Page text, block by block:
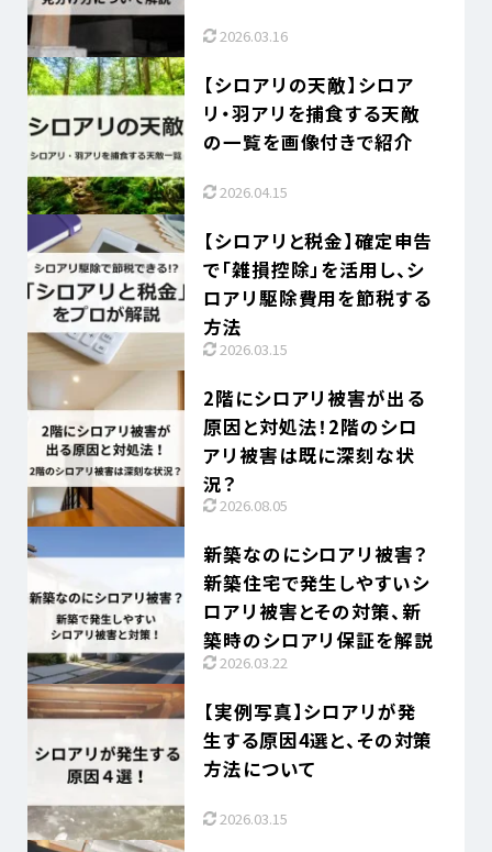
2026.03.16
【シロアリの天敵】シロア
リ・羽アリを捕食する天敵
の一覧を画像付きで紹介
2026.04.15
【シロアリと税金】確定申告
で「雑損控除」を活用し、シ
ロアリ駆除費用を節税する
方法
2026.03.15
2階にシロアリ被害が出る
原因と対処法！2階のシロ
アリ被害は既に深刻な状
況？
2026.08.05
新築なのにシロアリ被害？
新築住宅で発生しやすいシ
ロアリ被害とその対策、新
築時のシロアリ保証を解説
2026.03.22
【実例写真】シロアリが発
生する原因4選と、その対策
方法について
2026.03.15